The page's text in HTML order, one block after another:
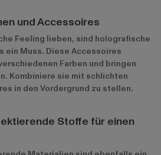
und Accessoires
Feeling lieben, sind holografische
ein Muss. Diese Accessoires
Farben und bringen
Kombiniere sie mit schlichten
in den Vordergrund zu stellen.
Stoffe für einen